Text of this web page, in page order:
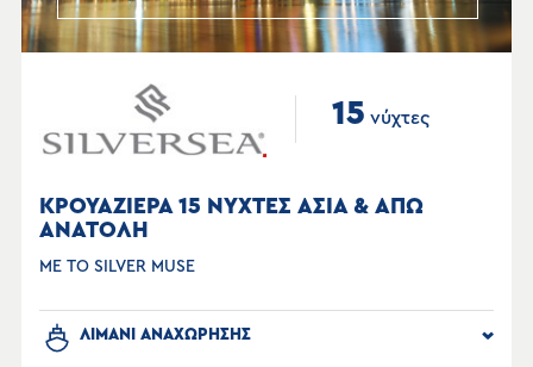
15 νύχτες
ΚΡΟΥΑΖΙΕΡΑ 15 ΝΥΧΤΕΣ ΑΣΙΑ & ΑΠΩ
ΑΝΑΤΟΛΗ
ΜΕ ΤΟ SILVER MUSE
ΛΙΜΑΝΙ ΑΝΑΧΩΡΗΣΗΣ